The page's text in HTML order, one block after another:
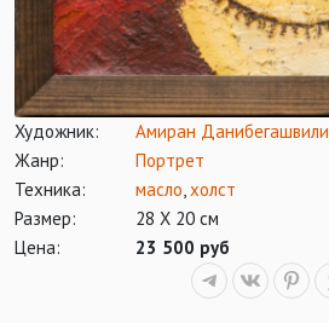
Художник:
Амиран Данибегашвили
Жанр:
Портрет
Техника:
масло холст
Размер:
28 Х 20 см
Цена:
23 500 руб